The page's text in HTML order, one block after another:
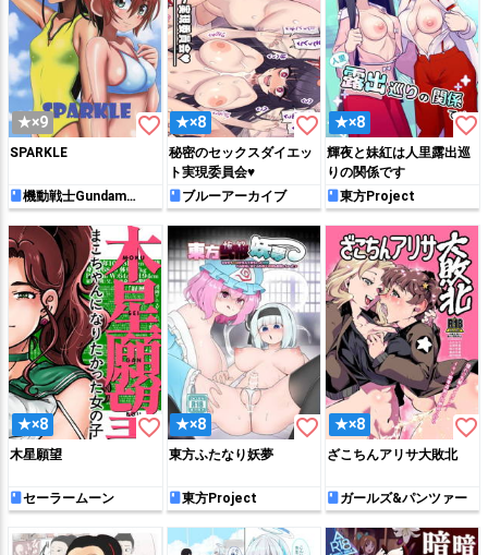
★×9 favorite_border
SPARKLE
機動戦士Gundam
GQuuuuuuX
★×8 favorite_border
秘密のセックスダイエッ
ト実現委員会♥
ブルーアーカイブ
★×8 favorite_border
輝夜と妹紅は人里露出巡
りの関係です
東方Project
★×8 favorite_border
木星願望
セーラームーン
★×8 favorite_border
東方ふたなり妖夢
東方Project
★×8 favorite_border
ざこちんアリサ大敗北
ガールズ&パンツァー